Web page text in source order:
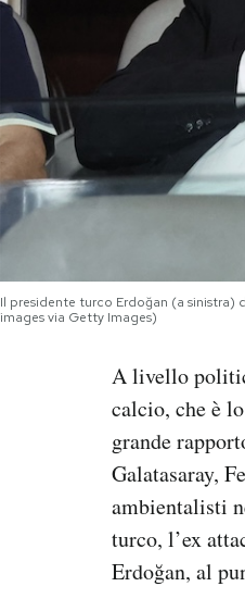
Il presidente turco Erdoğan (a sinistra)
images via Getty Images)
A livello
calcio, che è
grande
Galatasaray,
ambientalisti
turco, l’ex
Erdoğan, al